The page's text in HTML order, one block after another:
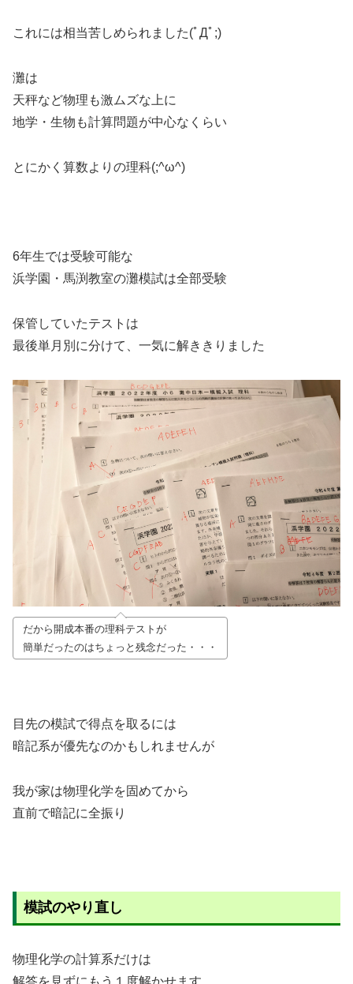
これには相当苦しめられました(ﾟДﾟ;)
灘は
天秤など物理も激ムズな上に
地学・生物も計算問題が中心なくらい
とにかく算数よりの理科(;^ω^)
6年生では受験可能な
浜学園・馬渕教室の灘模試は全部受験
保管していたテストは
最後単月別に分けて、一気に解ききりました
だから開成本番の理科テストが
簡単だったのはちょっと残念だった・・・
目先の模試で得点を取るには
暗記系が優先なのかもしれませんが
我が家は物理化学を固めてから
直前で暗記に全振り
模試のやり直し
物理化学の計算系だけは